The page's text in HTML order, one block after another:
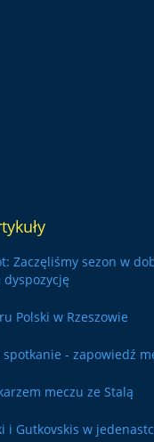
Zaczęliśmy sezon w
Polski w Rzeszowie
spotkanie - zapowiedź
meczu ze Stalą
i Gutkovskis w